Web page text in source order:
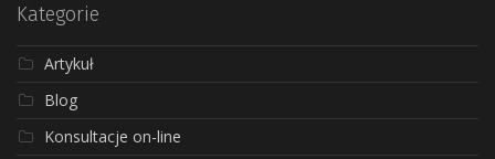
Kategorie
Artykuł
Blog
Konsultacje on-line